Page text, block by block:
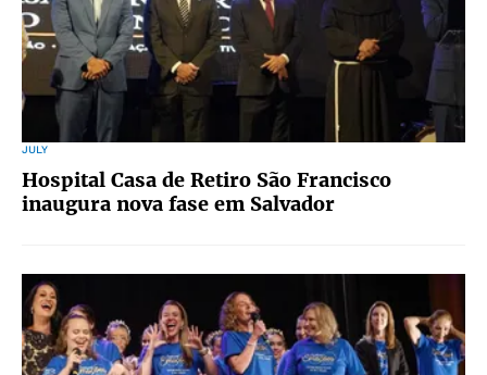
JULY
Hospital Casa de Retiro São Francisco
inaugura nova fase em Salvador